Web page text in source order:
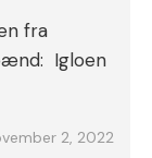
fra
Igloen
2, 2022